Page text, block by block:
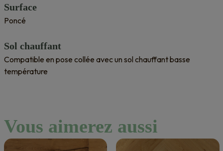
Surface
Poncé
Sol chauffant
Compatible en pose collée avec un sol chauffant basse
température
Vous aimerez aussi